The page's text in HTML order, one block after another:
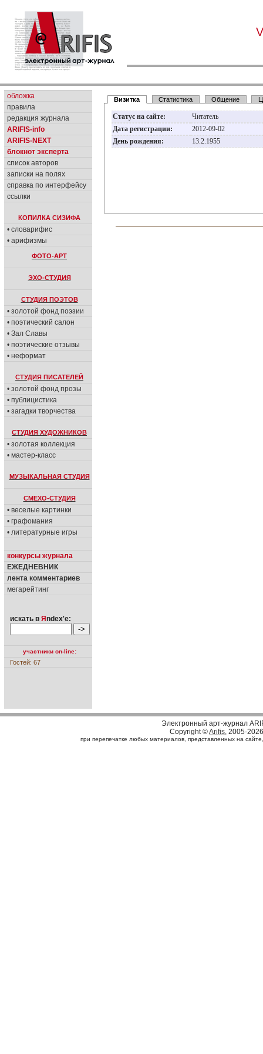
обложка
правила
редакция журнала
ARIFIS-info
ARIFIS-NEXT
блокнот эксперта
список авторов
записки на полях
справка по интерфейсу
ссылки
КОПИЛКА СИЗИФА
• словарифис
• арифизмы
ФОТО-АРТ
ЭХО-СТУДИЯ
СТУДИЯ ПОЭТОВ
• золотой фонд поэзии
• поэтический салон
• Зал Славы
• поэтические отзывы
• неформат
СТУДИЯ ПИСАТЕЛЕЙ
• золотой фонд прозы
• публицистика
• загадки творчества
СТУДИЯ ХУДОЖНИКОВ
• золотая коллекция
• мастер-класс
МУЗЫКАЛЬНАЯ СТУДИЯ
СМЕХО-СТУДИЯ
• веселые картинки
• графомания
• литературные игры
конкурсы журнала
ЕЖЕДНЕВНИК
лента комментариев
мегарейтинг
искать в Я ndex'е:
участники on-line:
Гостей: 67
Визитка Статистика Общение
Статус на сайте:
Читатель
Дата регистрации:
2012-09-02
День рождения:
13.2.1955
Электронный арт-журнал
Copyright ©Arifis, 2005-2026
при перепечатке любых материалов, представленных на